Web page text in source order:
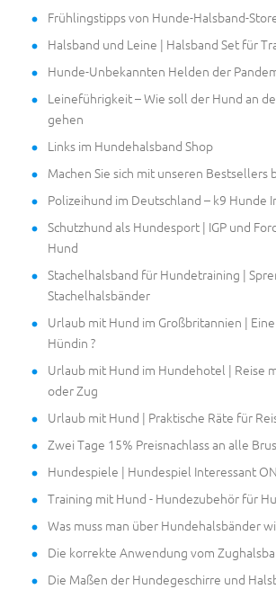
Frühlingstipps von Hunde-Halsband-
Halsband und Leine | Halsband Set für
Hunde-Unbekannten Helden der
Leineführigkeit – Wie soll der Hund an
gehen
Links im Hundehalsband Shop
Machen Sie sich mit unseren Bestsellers
Polizeihund im Deutschland – k9 Hunde
Schutzhund als Hundesport | IGP und
Hund
Stachelhalsband für Hundetraining |
Stachelhalsbänder
Urlaub mit Hund im Großbritannien |
Hündin ?
Urlaub mit Hund im Hundehotel | Reise
oder Zug
Urlaub mit Hund | Praktische Räte für
Zwei Tage 15% Preisnachlass an alle
Hundespiele | Hundespiel Interessant
Training mit Hund - Hundezubehör für
Was muss man über Hundehalsbänder
Die korrekte Anwendung vom
Die Maßen der Hundegeschirre und